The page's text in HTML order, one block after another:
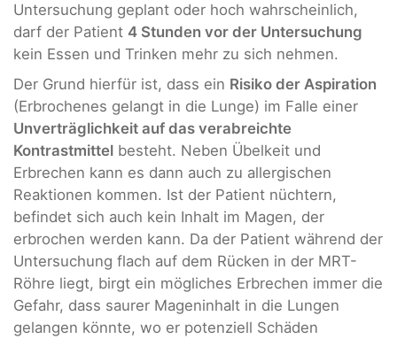
Untersuchung geplant oder hoch wahrscheinlich,
darf der Patient 4 Stunden vor der Untersuchung
kein Essen und Trinken mehr zu sich nehmen.
Der Grund hierfür ist, dass ein Risiko der Aspiration
(Erbrochenes gelangt in die Lunge) im Falle einer
Unverträglichkeit auf das verabreichte
Kontrastmittel besteht. Neben Übelkeit und
Erbrechen kann es dann auch zu allergischen
Reaktionen kommen. Ist der Patient nüchtern,
befindet sich auch kein Inhalt im Magen, der
erbrochen werden kann. Da der Patient während der
Untersuchung flach auf dem Rücken in der MRT-
Röhre liegt, birgt ein mögliches Erbrechen immer die
Gefahr, dass saurer Mageninhalt in die Lungen
gelangen könnte, wo er potenziell Schäden